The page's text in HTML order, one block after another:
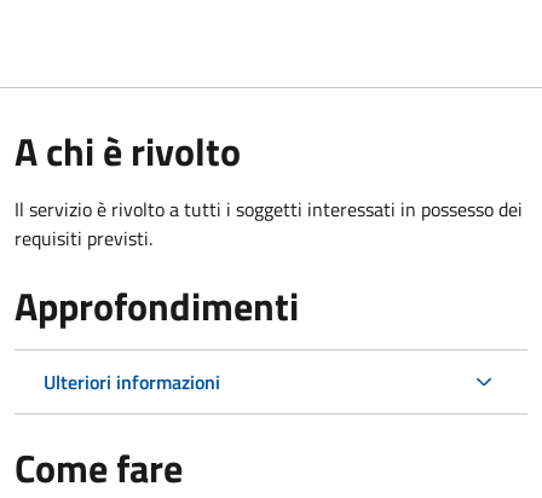
A chi è rivolto
Il servizio è rivolto a tutti i soggetti interessati in possesso dei
requisiti previsti.
Approfondimenti
Ulteriori informazioni
Come fare